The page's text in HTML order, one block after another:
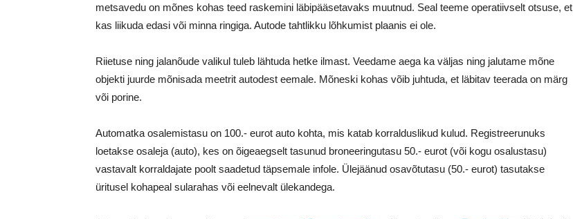
metsavedu on mõnes kohas teed raskemini läbipääsetavaks muutnud. Seal teeme operatiivselt otsuse, et
kas liikuda edasi või minna ringiga. Autode tahtlikku lõhkumist plaanis ei ole.
Riietuse ning jalanõude valikul tuleb lähtuda hetke ilmast. Veedame aega ka väljas ning jalutame mõne
objekti juurde mõnisada meetrit autodest eemale. Mõneski kohas võib juhtuda, et läbitav teerada on märg
või porine.
Automatka osalemistasu on 100.- eurot auto kohta, mis katab korralduslikud kulud. Registreerunuks
loetakse osaleja (auto), kes on õigeaegselt tasunud broneeringutasu 50.- eurot (või kogu osalustasu)
vastavalt korraldajate poolt saadetud täpsemale infole. Ülejäänud osavõtutasu (50.- eurot) tasutakse
üritusel kohapeal sularahas või eelnevalt ülekandega.